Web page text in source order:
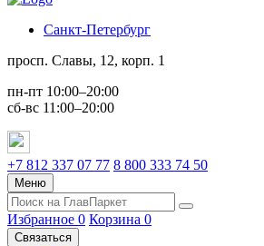
Санкт-Петербург
просп. Славы, 12, корп. 1
пн-пт 10:00–20:00
сб-вс 11:00–20:00
+7 812 337 07 77 8 800 333 74 50
Меню
Избранное 0 Корзина 0
Связаться